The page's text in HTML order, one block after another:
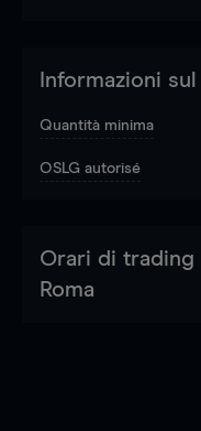
Informazioni
Quantità minima
OSLG autorisé
Orari di trading
Roma